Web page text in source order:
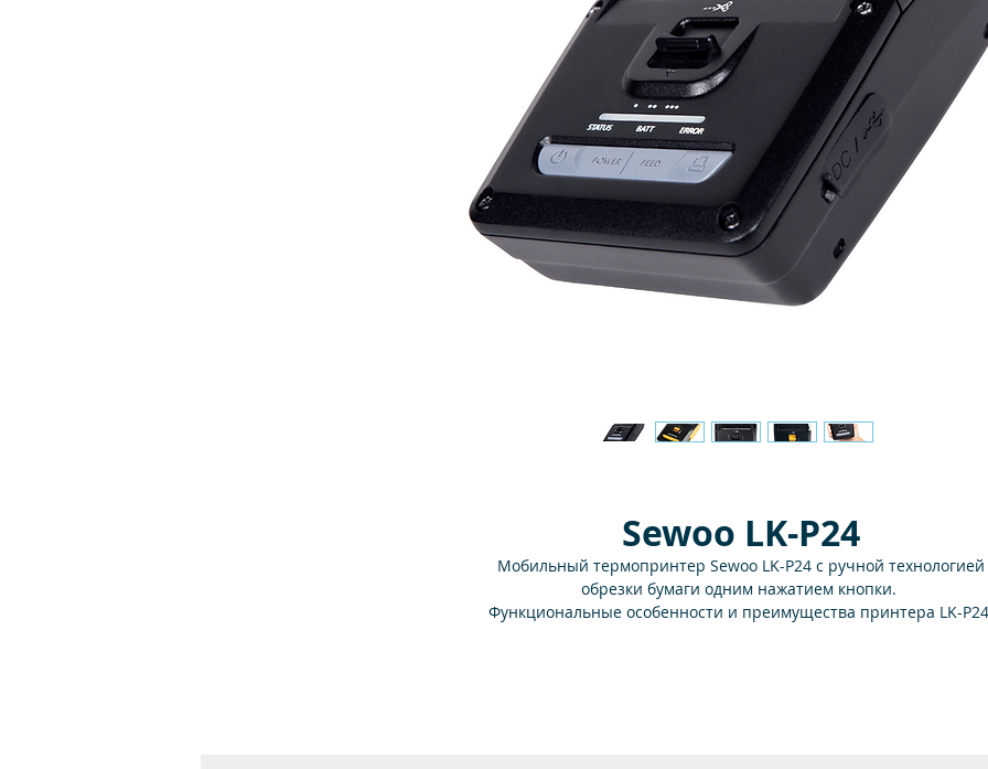
Sewoo LK-P24
Мобильный термопринтер Sewoo LK-P24 с ручной технологией
обрезки бумаги одним нажатием кнопки.
Функциональные особенности и преимущества принтера LK-